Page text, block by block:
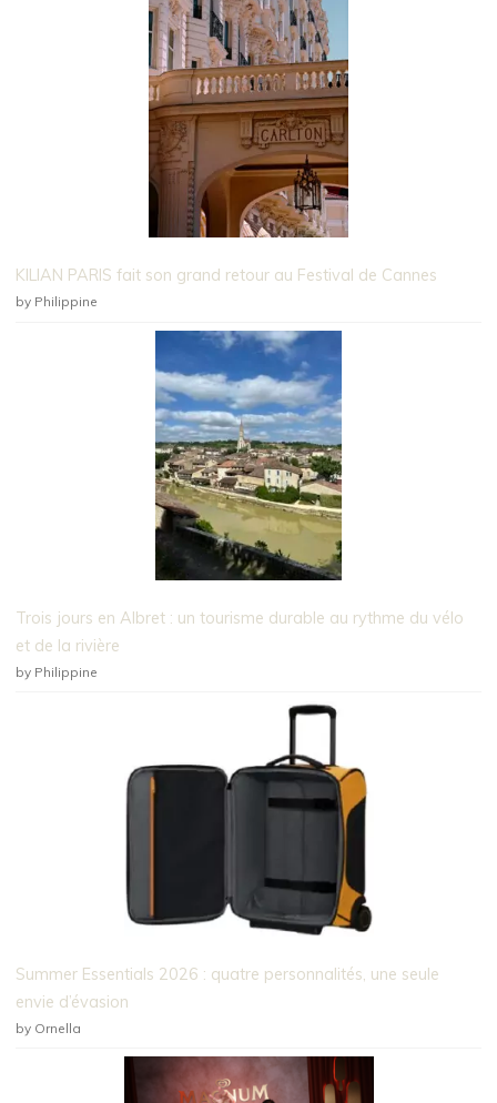
KILIAN PARIS fait son grand retour au Festival de Cannes
by Philippine
Trois jours en Albret : un tourisme durable au rythme du vélo
et de la rivière
by Philippine
Summer Essentials 2026 : quatre personnalités, une seule
envie d’évasion
by Ornella